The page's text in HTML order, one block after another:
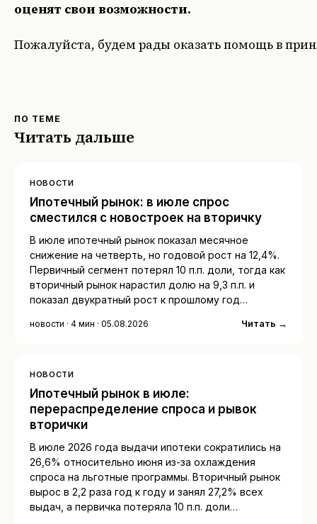
оценят свои возможности.
Пожалуйста, будем рады оказать помощь в
ПО ТЕМЕ
Читать дальше
НОВОСТИ
Ипотечный рынок: в июле спрос
сместился с новостроек на вторичку
В июле ипотечный рынок показал месячное
снижение на четверть, но годовой рост на 12,4%.
Первичный сегмент потерял 10 п.п. доли, тогда как
вторичный рынок нарастил долю на 9,3 п.п. и
показал двукратный рост к прошлому год…
новости · 4 мин · 05.08.2026 Читать →
НОВОСТИ
Ипотечный рынок в июле:
перераспределение спроса и рывок
вторички
В июле 2026 года выдачи ипотеки сократились на
26,6% относительно июня из-за охлаждения
спроса на льготные программы. Вторичный рынок
вырос в 2,2 раза год к году и занял 27,2% всех
выдач, а первичка потеряла 10 п.п. доли…